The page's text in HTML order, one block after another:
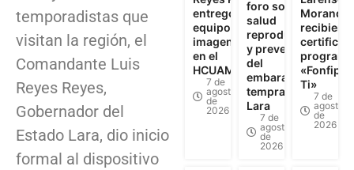
temporadistas que
visitan la región, el
Comandante Luis
Reyes Reyes,
Gobernador del
Estado Lara, dio inicio
formal al dispositivo
entregó
equipos de
imagenología
en el
HCUAMP
7 de
agosto
de
2026
foro sobre
salud
reproductiva
y prevención
del
embarazo
temprano en
Lara
7 de
agosto
de
2026
programa
«Fonfip
Ti»
7 de
agosto
de
2026